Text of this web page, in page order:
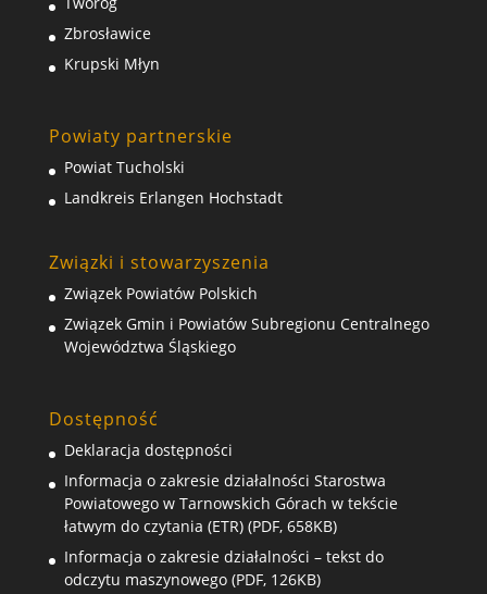
Zbrosławice
Krupski Młyn
Powiaty partnerskie
Powiat Tucholski
Landkreis Erlangen Hochstadt
Związki i stowarzyszenia
Związek Powiatów Polskich
Związek Gmin i Powiatów Subregionu Centralnego
Województwa Śląskiego
Dostępność
Deklaracja dostępności
Informacja o zakresie działalności Starostwa
Powiatowego w Tarnowskich Górach w tekście
łatwym do czytania (ETR) (PDF, 658KB)
Informacja o zakresie działalności – tekst do
odczytu maszynowego (PDF, 126KB)